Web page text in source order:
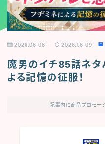
2026.06.08 2026.06.09
魔男のイチ85話ネタ
よる記憶の征服！
記事内に商品プロモー